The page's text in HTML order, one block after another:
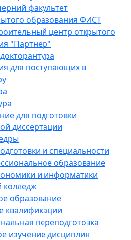
факультет
образования ФИСТ
центр открытого
"Партнер"
для поступающих в
для подготовки
диссертации
и специальности
образование
и информатики
колледж
образование
квалификации
переподготовка
изучение дисциплин